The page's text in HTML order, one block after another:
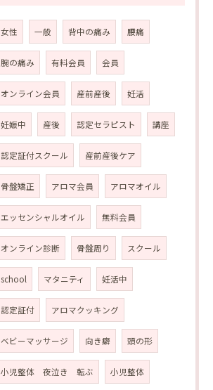
女性 一般 背中の痛み 腰痛
腕の痛み 有料会員 会員
オンライン会員 産前産後 妊活
妊娠中 産後 認定セラピスト 講座
認定証付スクール 産前産後ケア
骨盤矯正 アロマ会員 アロマオイル
エッセンシャルオイル 無料会員
オンライン診断 骨盤周り スクール
school マタニティ 妊活中
認定証付 アロマクッキング
ベビーマッサージ 向き癖 頭の形
小児整体 夜泣き 転ぶ 小児整体